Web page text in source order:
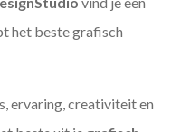
het beste grafisch
ervaring, creativiteit en